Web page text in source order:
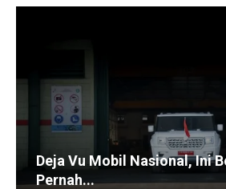
Deja Vu Mobil Nasional, Ini
Pernah...